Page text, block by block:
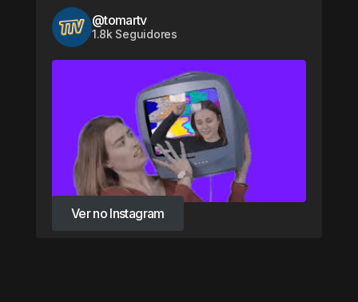
@tomartv
1.8k Seguidores
Ver no Instagram
Ver no Instagram